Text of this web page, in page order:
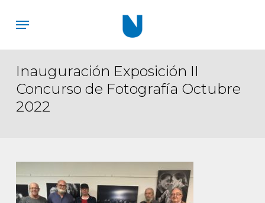
content
Menu
Inauguración Exposición II
Concurso de Fotografía Octubre
2022